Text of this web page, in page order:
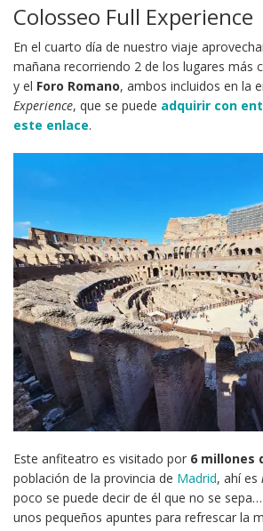
Colosseo Full Experience
En el cuarto día de nuestro viaje
mañana recorriendo 2 de los lugares más
y el Foro Romano, ambos incluidos en la
Experience, que se puede adquirir con
este enlace.
Este anfiteatro es visitado por 6 millones
población de la provincia de Madrid, ahí es
poco se puede decir de él que no se
unos pequeños apuntes para refrescar la